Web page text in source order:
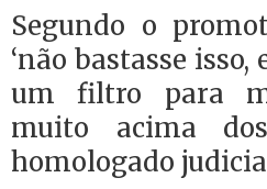
Segundo o
‘não bastasse
um filtro para
muito acima
homologado